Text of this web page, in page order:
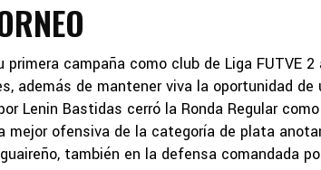
primera campaña como club de Liga FUTVE
además de mantener viva la oportunidad
Lenin Bastidas cerró la Ronda Regular
mejor ofensiva de la categoría de plata
también en la defensa comandada